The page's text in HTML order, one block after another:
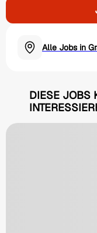
Alle Jobs in
DIESE JOBS